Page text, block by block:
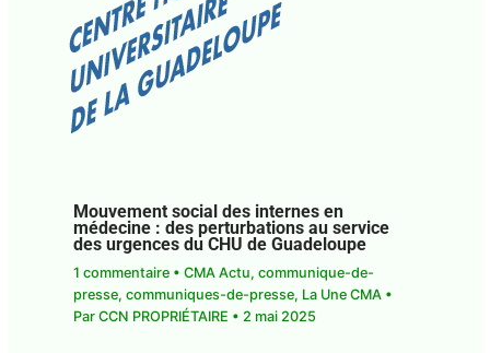
Mouvement social des internes en
médecine : des perturbations au service
des urgences du CHU de Guadeloupe
1 commentaire • CMA Actu, communique-de-
presse, communiques-de-presse, La Une CMA •
Par CCN PROPRIÉTAIRE • 2 mai 2025